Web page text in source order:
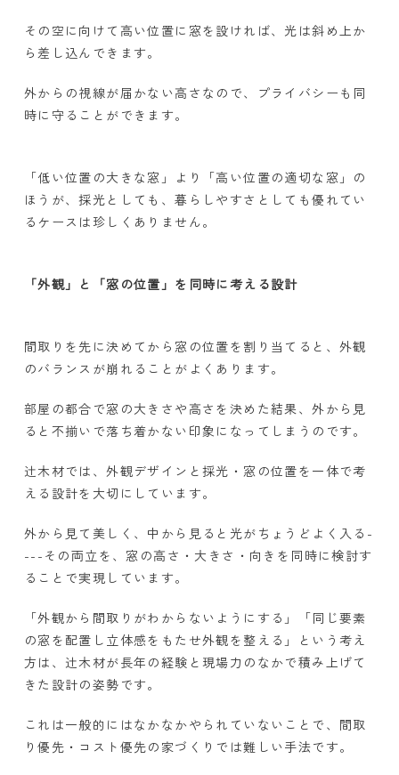
その空に向けて高い位置に窓を設ければ、光は斜め上か
ら差し込んできます。
外からの視線が届かない高さなので、プライバシーも同
時に守ることができます。
「低い位置の大きな窓」より「高い位置の適切な窓」の
ほうが、採光としても、暮らしやすさとしても優れてい
るケースは珍しくありません。
「外観」と「窓の位置」を同時に考える設計
間取りを先に決めてから窓の位置を割り当てると、外観
のバランスが崩れることがよくあります。
部屋の都合で窓の大きさや高さを決めた結果、外から見
ると不揃いで落ち着かない印象になってしまうのです。
辻木材では、外観デザインと採光・窓の位置を一体で考
える設計を大切にしています。
外から見て美しく、中から見ると光がちょうどよく入る -
--- その両立を、窓の高さ・大きさ・向きを同時に検討す
ることで実現しています。
「外観から間取りがわからないようにする」「同じ要素
の窓を配置し立体感をもたせ外観を整える」という考え
方は、辻木材が長年の経験と現場力のなかで積み上げて
きた設計の姿勢です。
これは一般的にはなかなかやられていないことで、間取
り優先・コスト優先の家づくりでは難しい手法です。